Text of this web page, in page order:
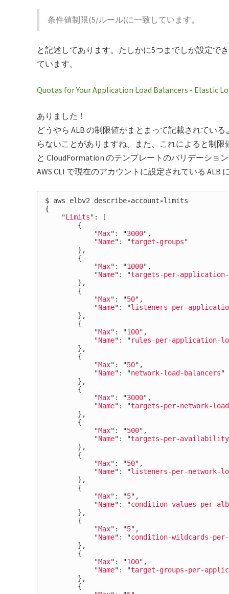
条件値制限(5/ルール)に一致しています。
と記述してあります。たしかに5つまでしか設定で
ています。
Quotas for Your Application Load Balancers - Elastic
ありました！
どうやら ALB の制限値がまとまって記載されてい
らないことがありますね。また、これによると制
と CloudFormation のテンプレートのバリデーショ
AWS CLI で現在のアカウントに設定されている
$ aws elbv2 describe-account-limits
{
"Limits" :
[
{
"Max" : "3000" ,
"Name" : "target-groups"
},
{
"Max" : "1000" ,
"Name" : "targets-per-application-
},
{
"Max" : "50" ,
"Name" : "listeners-per-
},
{
"Max" : "100" ,
"Name" : "rules-per-application-
},
{
"Max" : "50" ,
"Name" : "network-load-balancers"
},
{
"Max" : "3000" ,
"Name" : "targets-per-network-
},
{
"Max" : "500" ,
"Name" : "targets-per-availability-
},
{
"Max" : "50" ,
"Name" : "listeners-per-network-
},
{
"Max" : "5" ,
"Name" : "condition-values-per-
},
{
"Max" : "5" ,
"Name" : "condition-wildcards-
},
{
"Max" : "100" ,
"Name" : "target-groups-per-
},
{